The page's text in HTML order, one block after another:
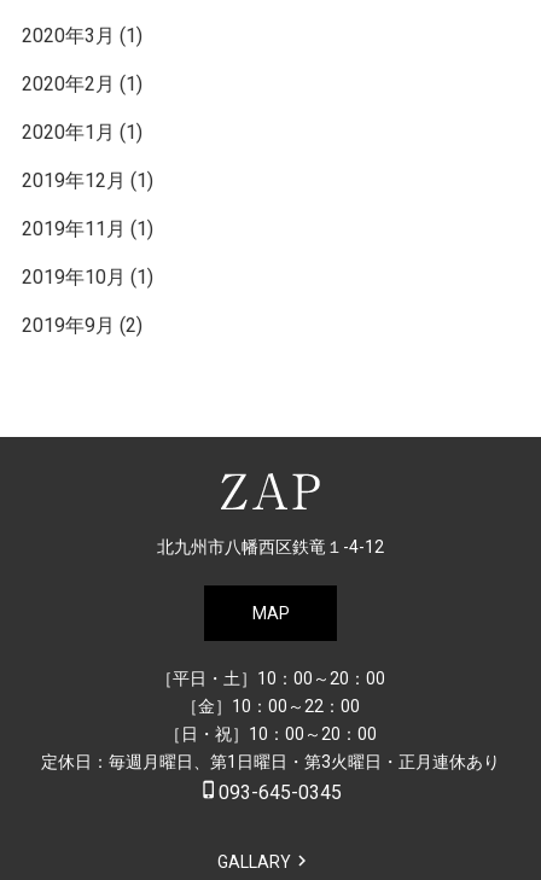
2020年3月 (1)
2020年2月 (1)
2020年1月 (1)
2019年12月 (1)
2019年11月 (1)
2019年10月 (1)
2019年9月 (2)
北九州市八幡西区鉄竜１-4-12
MAP
［平日・土］10：00～20：00
［金］10：00～22：00
［日・祝］10：00～20：00
定休日：毎週月曜日、第1日曜日・第3火曜日・正月連休あり
phone_iphone 093-645-0345
GALLARY